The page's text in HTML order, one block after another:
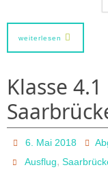
weiterlesen
Klasse
6. Mai 2018
Ausflug,